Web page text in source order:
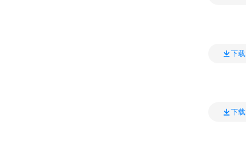
下载
下载